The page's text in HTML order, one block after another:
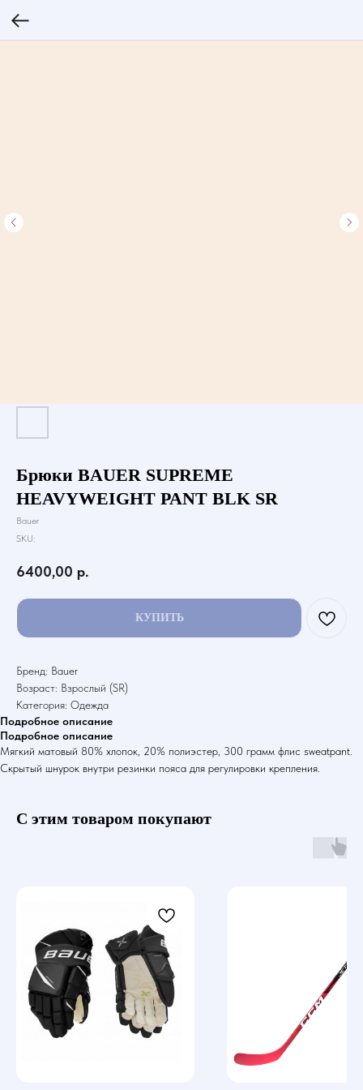
Брюки BAUER SUPREME
HEAVYWEIGHT PANT BLK SR
Bauer
SKU:
6400,00 р.
КУПИТЬ
Бренд: Bauer
Возраст: Взрослый (SR)
Категория: Одежда
Подробное описание
Подробное описание
Мягкий матовый 80% хлопок, 20% полиэстер, 300 грамм флис sweatpant.
Скрытый шнурок внутри резинки пояса для регулировки крепления.
С этим товаром покупают